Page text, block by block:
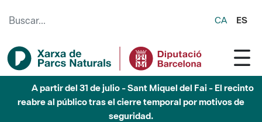
CA ES
Hasta diciembre de 2026 - Parque Fluvial Besós -
Afectaciones en el cauce del Parque Fluvial del Besòs debido
a obras de construcción de una pasarela sobre el río